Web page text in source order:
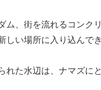
ム、街を流れるコンク
い場所に入り込んでき
れた水辺は、ナマズに